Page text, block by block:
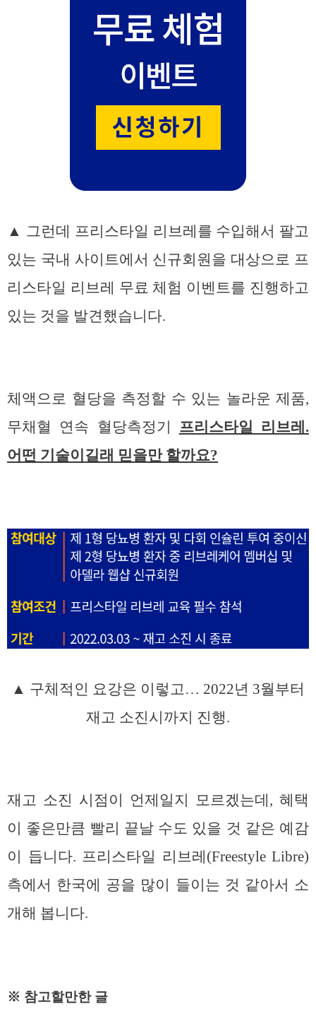
▲ 그런데 프리스타일 리브레를 수입해서 팔고
있는 국내 사이트에서 신규회원을 대상으로 프
리스타일 리브레 무료 체험 이벤트를 진행하고
있는 것을 발견했습니다.
체액으로 혈당을 측정할 수 있는 놀라운 제품,
무채혈 연속 혈당측정기 프리스타일 리브레.
어떤 기술이길래 믿을만 할까요?
▲ 구체적인 요강은 이렇고… 2022년 3월부터
재고 소진시까지 진행.
재고 소진 시점이 언제일지 모르겠는데, 혜택
이 좋은만큼 빨리 끝날 수도 있을 것 같은 예감
이 듭니다. 프리스타일 리브레(Freestyle Libre)
측에서 한국에 공을 많이 들이는 것 같아서 소
개해 봅니다.
※ 참고할만한 글